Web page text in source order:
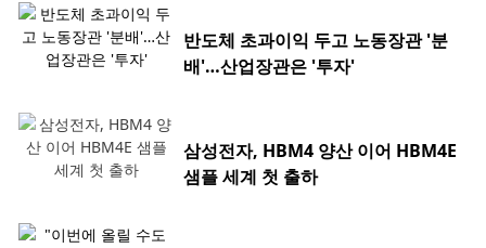
반도체 초과이익 두고 노동장관 '분
배'…산업장관은 '투자'
삼성전자, HBM4 양산 이어 HBM4E
샘플 세계 첫 출하